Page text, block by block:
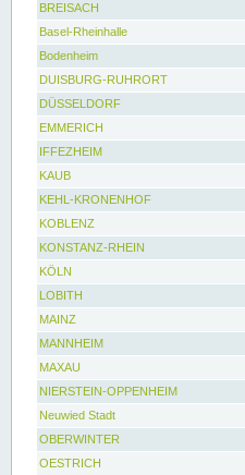
BREISACH
Basel-Rheinhalle
Bodenheim
DUISBURG-RUHRORT
DÜSSELDORF
EMMERICH
IFFEZHEIM
KAUB
KEHL-KRONENHOF
KOBLENZ
KONSTANZ-RHEIN
KÖLN
LOBITH
MAINZ
MANNHEIM
MAXAU
NIERSTEIN-OPPENHEIM
Neuwied Stadt
OBERWINTER
OESTRICH